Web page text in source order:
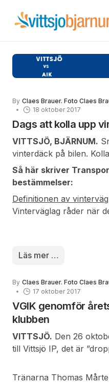
By Claes Brauer. Foto Claes
18 oktober 2017
Dags att kolla upp
VITTSJÖ, BJÄRNUM.
vinterdäck på bilen. Kolla
redan nu
vid verkstäderna brukar
kommer. Mönsterdjupet
godkända vinterdäck ska
Så här skriver
bestämmelser:
Definitionen av
Vinterväglag råder när
Läs mer …
By Claes Brauer. Foto Claes
17 oktober 2017
VGIK genomför
klubben
VITTSJÖ. Den 26
till Vittsjö IP, det är
Två fd. poliser,
Tränarna Thomas